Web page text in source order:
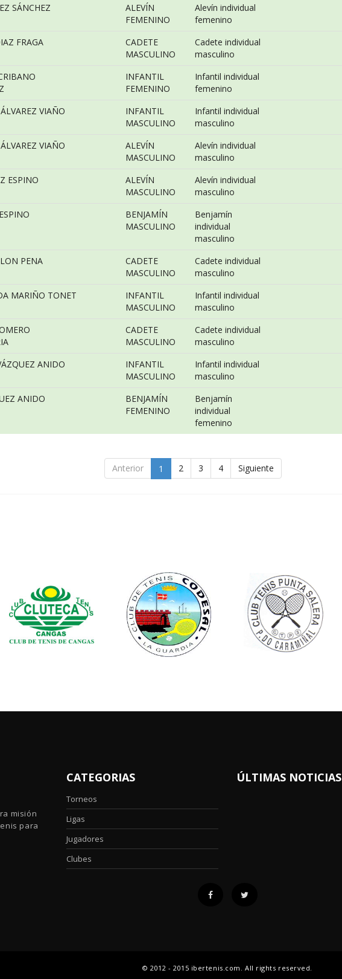
SÁNCHEZ
ALEVÍN
FEMENINO
Alevín individual
femenino
FRAGA
CADETE
MASCULINO
Cadete individual
masculino
INFANTIL
FEMENINO
Infantil individual
femenino
VIAÑO
INFANTIL
MASCULINO
Infantil individual
masculino
VIAÑO
ALEVÍN
MASCULINO
Alevín individual
masculino
ESPINO
ALEVÍN
MASCULINO
Alevín individual
masculino
BENJAMÍN
MASCULINO
Benjamín
individual
masculino
PENA
CADETE
MASCULINO
Cadete individual
masculino
MARIÑO TONET
INFANTIL
MASCULINO
Infantil individual
masculino
CADETE
MASCULINO
Cadete individual
masculino
ANIDO
INFANTIL
MASCULINO
Infantil individual
masculino
ANIDO
BENJAMÍN
FEMENINO
Benjamín
individual
femenino
Anterior
1 2 3 4 Siguiente
misión
para
CATEGORIAS
Torneos
Ligas
Jugadores
Clubes
ÚLTIMAS NOTICIAS
© 2012 - 2015 ibertenis.com. All rights reserved.